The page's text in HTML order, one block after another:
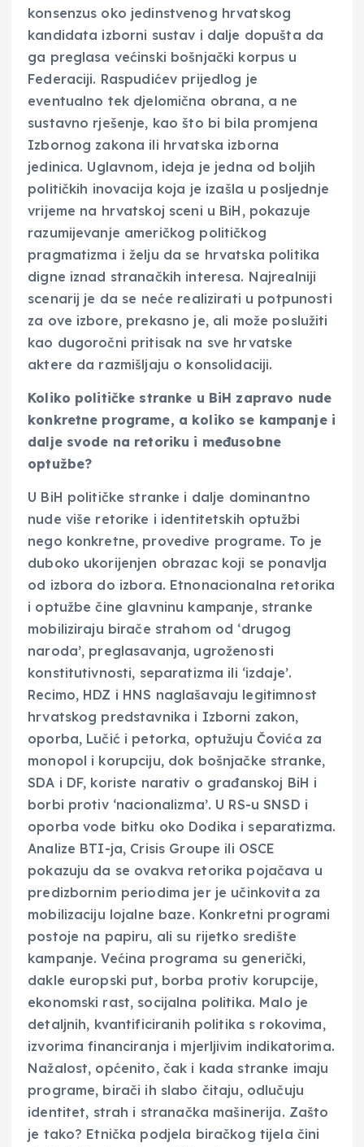
konsenzus oko jedinstvenog hrvatskog
kandidata izborni sustav i dalje dopušta da
ga preglasa većinski bošnjački korpus u
Federaciji. Raspudićev prijedlog je
eventualno tek djelomična obrana, a ne
sustavno rješenje, kao što bi bila promjena
Izbornog zakona ili hrvatska izborna
jedinica. Uglavnom, ideja je jedna od boljih
političkih inovacija koja je izašla u posljednje
vrijeme na hrvatskoj sceni u BiH, pokazuje
razumijevanje američkog političkog
pragmatizma i želju da se hrvatska politika
digne iznad stranačkih interesa. Najrealniji
scenarij je da se neće realizirati u potpunosti
za ove izbore, prekasno je, ali može poslužiti
kao dugoročni pritisak na sve hrvatske
aktere da razmišljaju o konsolidaciji.
Koliko političke stranke u BiH zapravo nude
konkretne programe, a koliko se kampanje i
dalje svode na retoriku i međusobne
optužbe?
U BiH političke stranke i dalje dominantno
nude više retorike i identitetskih optužbi
nego konkretne, provedive programe. To je
duboko ukorijenjen obrazac koji se ponavlja
od izbora do izbora. Etnonacionalna retorika
i optužbe čine glavninu kampanje, stranke
mobiliziraju birače strahom od ‘drugog
naroda’, preglasavanja, ugroženosti
konstitutivnosti, separatizma ili ‘izdaje’.
Recimo, HDZ i HNS naglašavaju legitimnost
hrvatskog predstavnika i Izborni zakon,
oporba, Lučić i petorka, optužuju Čovića za
monopol i korupciju, dok bošnjačke stranke,
SDA i DF, koriste narativ o građanskoj BiH i
borbi protiv ‘nacionalizma’. U RS-u SNSD i
oporba vode bitku oko Dodika i separatizma.
Analize BTI-ja, Crisis Groupe ili OSCE
pokazuju da se ovakva retorika pojačava u
predizbornim periodima jer je učinkovita za
mobilizaciju lojalne baze. Konkretni programi
postoje na papiru, ali su rijetko središte
kampanje. Većina programa su generički,
dakle europski put, borba protiv korupcije,
ekonomski rast, socijalna politika. Malo je
detaljnih, kvantificiranih politika s rokovima,
izvorima financiranja i mjerljivim indikatorima.
Nažalost, općenito, čak i kada stranke imaju
programe, birači ih slabo čitaju, odlučuju
identitet, strah i stranačka mašinerija. Zašto
je tako? Etnička podjela biračkog tijela čini